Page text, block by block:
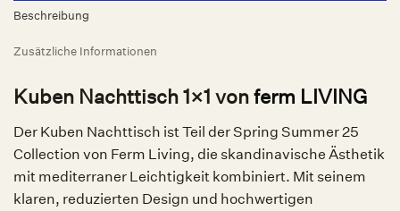
Beschreibung
Zusätzliche Informationen
Kuben Nachttisch 1×1 vonferm LIVING
Der Kuben Nachttisch ist Teil der Spring Summer 25
Collection von Ferm Living, die skandinavische Ästhetik
mit mediterraner Leichtigkeit kombiniert. Mit seinem
klaren, reduzierten Design und hochwertigen